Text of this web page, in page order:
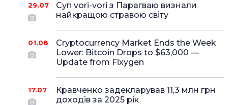
29.07
Суп vori-vori з Парагваю визнали
найкращою стравою світу
01.08
Cryptocurrency Market Ends the Week
Lower: Bitcoin Drops to $63,000 —
Update from Fixygen
17.07
Кравченко задекларував 11,3 млн грн
доходів за 2025 рік